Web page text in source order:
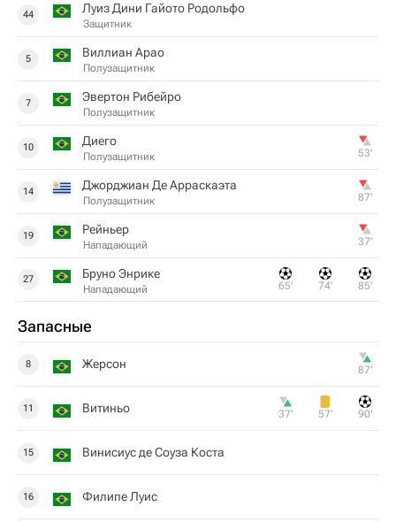
44 Луиз Дини Гайото Родольфо
Защитник
5 Виллиан Арао
Полузащитник
7 Эвертон Рибейро
Полузащитник
10 Диего
Полузащитник 53‎’‎
14 Джорджиан Де Арраскаэта
Полузащитник 87‎’‎
19 Рейньер
Нападающий 37‎’‎
27 Бруно Энрике
Нападающий 65‎’‎ 74‎’‎ 85‎’‎
Запасные
8 Жерсон 87‎’‎
11 Витиньо 37‎’‎ 57‎’‎ 90‎’‎
15 Винисиус де Соуза Коста
16 Филипе Луис